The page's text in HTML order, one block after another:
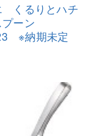
くるりとハチ
ーン
※納期未定